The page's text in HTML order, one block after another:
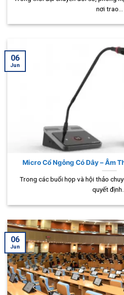
nơi trao...
Micro Cổ Ngỗng Có Dây – Âm
Trong các buổi họp và hội thảo
quyết
06
Jun
06
Jun